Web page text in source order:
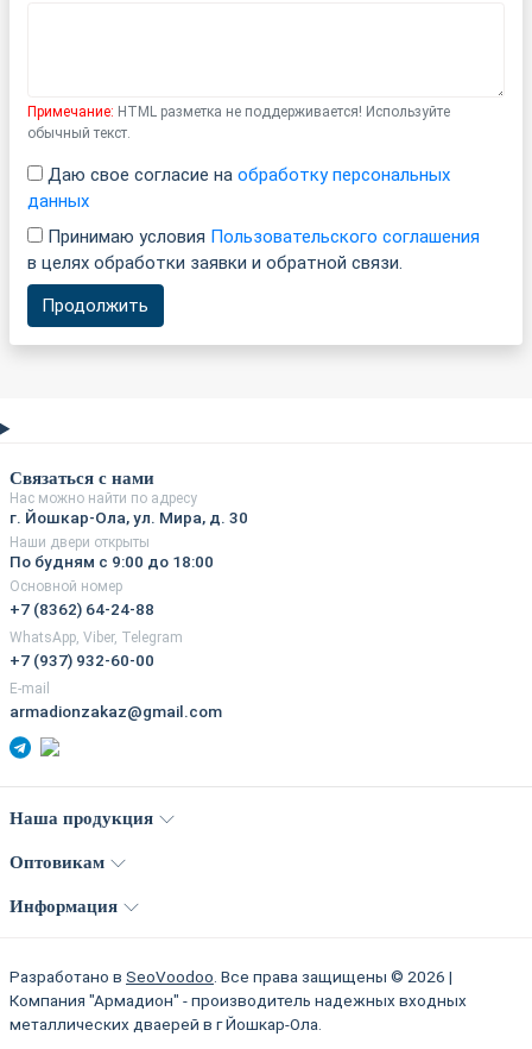
Примечание: HTML разметка не поддерживается! Используйте
обычный текст.
Даю свое согласие на обработку персональных
данных
Принимаю условия Пользовательского соглашения
в целях обработки заявки и обратной связи.
Продолжить
Связаться с нами
Нас можно найти по адресу
г. Йошкар-Ола, ул. Мира, д. 30
Наши двери открыты
По будням с 9:00 до 18:00
Основной номер
+7 (8362) 64-24-88
WhatsApp, Viber, Telegram
+7 (937) 932-60-00
E-mail
armadionzakaz@gmail.com
Наша продукция
Оптовикам
Информация
Разработано в SeoVoodoo. Все права защищены © 2026 |
Компания "Армадион" - производитель надежных входных
металлических дваерей в г Йошкар-Ола.